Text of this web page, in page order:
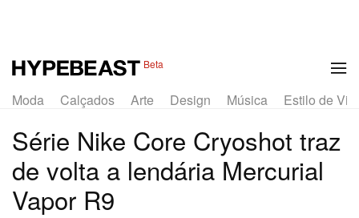
Beta
Moda Calçados Arte Design Música Estilo de
Série Nike Core Cryoshot traz
de volta a lendária Mercurial
Vapor R9